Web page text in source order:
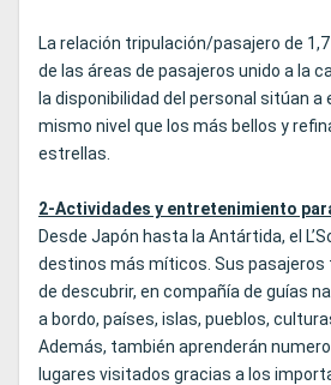
La relación tripulación/pasajero de
de las áreas de pasajeros unido a la
la disponibilidad del personal sitúan a
mismo nivel que los más bellos y
estrellas.
2-Actividades y entretenimiento
Desde Japón hasta la Antártida, el
destinos más míticos. Sus pasajeros
de descubrir, en compañía de guías
a bordo, países, islas, pueblos,
Además, también aprenderán
lugares visitados gracias a los